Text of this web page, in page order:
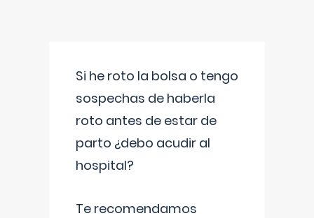
Si he roto la bolsa o tengo
sospechas de haberla
roto antes de estar de
parto ¿debo acudir al
hospital?
Te recomendamos